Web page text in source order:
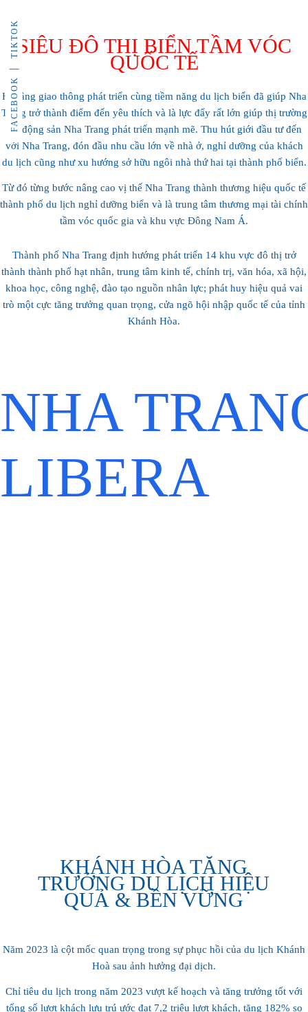
FACEBOOK
TIKTOKSIÊU ĐÔ THỊ BIỂN TẦM VÓC
QUỐC TẾ
Hạ tầng giao thông phát triển cùng tiềm năng du lịch biển đã giúp Nha
Trang trở thành điểm đến yêu thích và là lực đẩy rất lớn giúp thị trường
bất động sản Nha Trang phát triển mạnh mẽ. Thu hút giới đầu tư đến
với Nha Trang, đón đầu nhu cầu lớn về nhà ở, nghỉ dưỡng của khách
du lịch cũng như xu hướng sở hữu ngôi nhà thứ hai tại thành phố biển.
Từ đó từng bước nâng cao vị thế Nha Trang thành thương hiệu quốc tế
thành phố du lịch nghỉ dưỡng biển và là trung tâm thương mại tài chính
tầm vóc quốc gia và khu vực Đông Nam Á.
Thành phố Nha Trang định hướng phát triển 14 khu vực đô thị trở
thành thành phố hạt nhân, trung tâm kinh tế, chính trị, văn hóa, xã hội,
khoa học, công nghệ, đào tạo nguồn nhân lực; phát huy hiệu quả vai
trò một cực tăng trưởng quan trọng, cửa ngõ hội nhập quốc tế của tỉnh
Khánh Hòa.
NHA
LIBERA
KHÁNH HÒA TĂNG
TRƯỞNG DU LỊCH HIỆU
QUẢ & BỀN VỮNG
Năm 2023 là cột mốc quan trọng trong sự phục hồi của du lịch Khánh
Hoà sau ảnh hưởng đại dịch.
Chỉ tiêu du lịch trong năm 2023 vượt kế hoạch và tăng trưởng tốt với
tổng số lượt khách lưu trú ước đạt 7,2 triệu lượt khách, tăng 182% so